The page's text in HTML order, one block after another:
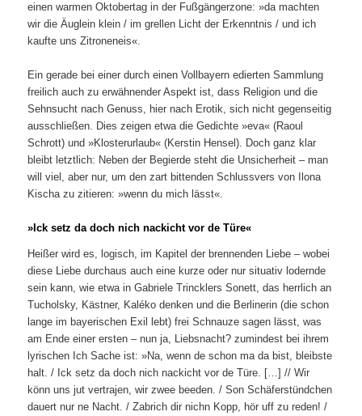
einen warmen Oktobertag in der Fußgängerzone: »da machten
wir die Äuglein klein / im grellen Licht der Erkenntnis / und ich
kaufte uns Zitroneneis«.
Ein gerade bei einer durch einen Vollbayern edierten Sammlung
freilich auch zu erwähnender Aspekt ist, dass Religion und die
Sehnsucht nach Genuss, hier nach Erotik, sich nicht gegenseitig
ausschließen. Dies zeigen etwa die Gedichte »eva« (Raoul
Schrott) und »Klosterurlaub« (Kerstin Hensel). Doch ganz klar
bleibt letztlich: Neben der Begierde steht die Unsicherheit – man
will viel, aber nur, um den zart bittenden Schlussvers von Ilona
Kischa zu zitieren: »wenn du mich lässt«.
»Ick setz da doch nich nackicht vor de Türe«
Heißer wird es, logisch, im Kapitel der brennenden Liebe – wobei
diese Liebe durchaus auch eine kurze oder nur situativ lodernde
sein kann, wie etwa in Gabriele Trincklers Sonett, das herrlich an
Tucholsky, Kästner, Kaléko denken und die Berlinerin (die schon
lange im bayerischen Exil lebt) frei Schnauze sagen lässt, was
am Ende einer ersten – nun ja, Liebsnacht? zumindest bei ihrem
lyrischen Ich Sache ist: »Na, wenn de schon ma da bist, bleibste
halt. / Ick setz da doch nich nackicht vor de Türe. […] // Wir
könn uns jut vertrajen, wir zwee beeden. / Son Schäferstündchen
dauert nur ne Nacht. / Zabrich dir nichn Kopp, hör uff zu reden! /